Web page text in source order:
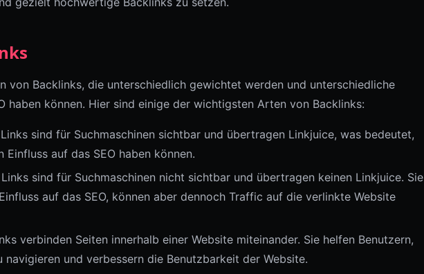
von Backlinks, die unterschiedlich gewichtet werden und unterschiedliche
haben können. Hier sind einige der wichtigsten Arten von Backlinks:
sind für Suchmaschinen sichtbar und übertragen Linkjuice, was bedeutet,
Einfluss auf das SEO haben können.
sind für Suchmaschinen nicht sichtbar und übertragen keinen Linkjuice. Sie
auf das SEO, können aber dennoch Traffic auf die verlinkte Website
verbinden Seiten innerhalb einer Website miteinander. Sie helfen Benutzern,
navigieren und verbessern die Benutzbarkeit der Website.